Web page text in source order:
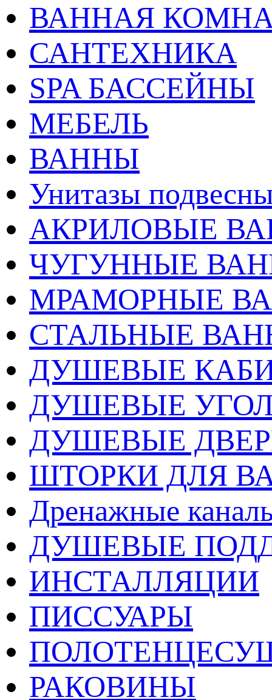
ВАННАЯ
САНТЕХНИКА
SPA БАССЕЙНЫ
МЕБЕЛЬ
ВАННЫ
Унитазы
АКРИЛОВЫЕ
ЧУГУННЫЕ
МРАМОРНЫЕ
СТАЛЬНЫЕ
ДУШЕВЫЕ
ДУШЕВЫЕ
ДУШЕВЫЕ
ШТОРКИ ДЛЯ
Дренажные
ДУШЕВЫЕ
ИНСТАЛЛЯЦИИ
ПИССУАРЫ
РАКОВИНЫ